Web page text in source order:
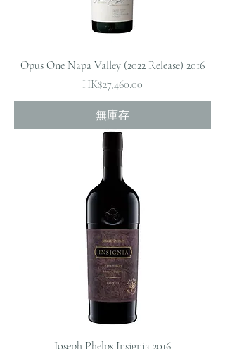
Opus One Napa Valley (2022 Release) 2016
價格
HK$27,460.00
無庫存
Joseph Phelps Insignia 2016